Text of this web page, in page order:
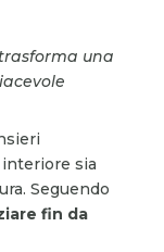
una
sia
Seguendo
fin da